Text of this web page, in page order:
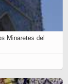
Minaretes del